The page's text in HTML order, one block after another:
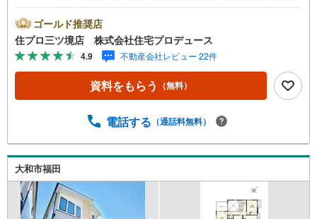
座間市エリアに強い！ 住プロは、大和市・綾瀬市・座間市
エリアの不動産売買専門会社です！最新物件情報や当社限
定で販売する物件情報も多数ございますので、お気軽にお
問合せ下さい！ -------------- 弊社独自の住宅ローン提案シス
テム 弊社ではファイナンシャル専門スタッフによる【丁寧
な資金アドバイス】【ファイナンシャルプラン提案書の作
【定年時の住宅ローン残高】【住宅購入者だけが加入でき
ナス】これから多くなる【教育費】住宅を買った後から始
まる【住宅ローン返済】65歳以上から必要になる【老後の
費用負担】住宅探しの【このタイミング】で不安な部分を
明確にしていきませんか？？ --------------
ゴールド推奨店
住プロ三ツ境店 株式会社住宅プロデュース
4.9 不動産会社レビュー 22件
資料をもらう （無料）
電話する （通話料無料）
大和市福田